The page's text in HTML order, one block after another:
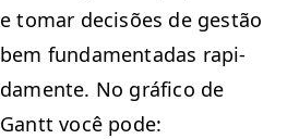
e tomar decisões de gestão
bem fun­da­men­tadas rap­i­
da­mente. No grá­fi­co de
Gantt você pode: